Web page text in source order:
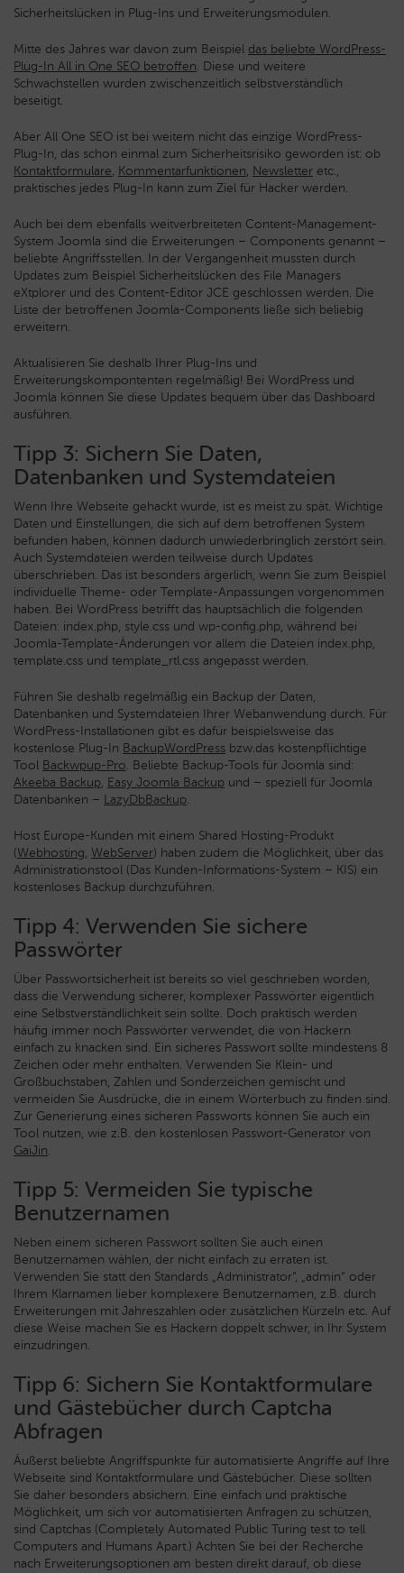
Sicherheitslücken in Plug-Ins und Erweiterungsmodulen.
Mitte des Jahres war davon zum Beispiel das beliebte WordPress-
Plug-In All in One SEO betroffen. Diese und weitere
Schwachstellen wurden zwischenzeitlich selbstverständlich
beseitigt.
Aber All One SEO ist bei weitem nicht das einzige WordPress-
Plug-In, das schon einmal zum Sicherheitsrisiko geworden ist: ob
Kontaktformulare, Kommentarfunktionen, Newsletter etc.,
praktisches jedes Plug-In kann zum Ziel für Hacker werden.
Auch bei dem ebenfalls weitverbreiteten Content-Management-
System Joomla sind die Erweiterungen – Components genannt –
beliebte Angriffsstellen. In der Vergangenheit mussten durch
Updates zum Beispiel Sicherheitslücken des File Managers
eXtplorer und des Content-Editor JCE geschlossen werden. Die
Liste der betroffenen Joomla-Components ließe sich beliebig
erweitern.
Aktualisieren Sie deshalb Ihrer Plug-Ins und
Erweiterungskompontenten regelmäßig! Bei WordPress und
Joomla können Sie diese Updates bequem über das Dashboard
ausführen.
Tipp 3: Sichern Sie Daten,
Datenbanken und Systemdateien
Wenn Ihre Webseite gehackt wurde, ist es meist zu spät. Wichtige
Daten und Einstellungen, die sich auf dem betroffenen System
befunden haben, können dadurch unwiederbringlich zerstört sein.
Auch Systemdateien werden teilweise durch Updates
überschrieben. Das ist besonders ärgerlich, wenn Sie zum Beispiel
individuelle Theme- oder Template-Anpassungen vorgenommen
haben. Bei WordPress betrifft das hauptsächlich die folgenden
Dateien: index.php, style.css und wp-config.php, während bei
Joomla-Template-Änderungen vor allem die Dateien index.php,
template.css und template_rtl.css angepasst werden.
Führen Sie deshalb regelmäßig ein Backup der Daten,
Datenbanken und Systemdateien Ihrer Webanwendung durch. Für
WordPress-Installationen gibt es dafür beispielsweise das
kostenlose Plug-In BackupWordPress bzw.das kostenpflichtige
Tool Backwpup-Pro. Beliebte Backup-Tools für Joomla sind:
Akeeba Backup, Easy Joomla Backup und – speziell für Joomla
Datenbanken – LazyDbBackup.
Host Europe-Kunden mit einem Shared Hosting-Produkt
(Webhosting, WebServer) haben zudem die Möglichkeit, über das
Administrationstool (Das Kunden-Informations-System – KIS) ein
kostenloses Backup durchzuführen.
Tipp 4: Verwenden Sie sichere
Passwörter
Über Passwortsicherheit ist bereits so viel geschrieben worden,
dass die Verwendung sicherer, komplexer Passwörter eigentlich
eine Selbstverständlichkeit sein sollte. Doch praktisch werden
häufig immer noch Passwörter verwendet, die von Hackern
einfach zu knacken sind. Ein sicheres Passwort sollte mindestens 8
Zeichen oder mehr enthalten. Verwenden Sie Klein- und
Großbuchstaben, Zahlen und Sonderzeichen gemischt und
vermeiden Sie Ausdrücke, die in einem Wörterbuch zu finden sind.
Zur Generierung eines sicheren Passworts können Sie auch ein
Tool nutzen, wie z.B. den kostenlosen Passwort-Generator von
GaiJin.
Tipp 5: Vermeiden Sie typische
Benutzernamen
Neben einem sicheren Passwort sollten Sie auch einen
Benutzernamen wählen, der nicht einfach zu erraten ist.
Verwenden Sie statt den Standards „Administrator“, „admin“ oder
Ihrem Klarnamen lieber komplexere Benutzernamen, z.B. durch
Erweiterungen mit Jahreszahlen oder zusätzlichen Kürzeln etc. Auf
diese Weise machen Sie es Hackern doppelt schwer, in Ihr System
einzudringen.
Tipp 6: Sichern Sie Kontaktformulare
und Gästebücher durch Captcha
Abfragen
Äußerst beliebte Angriffspunkte für automatisierte Angriffe auf Ihre
Webseite sind Kontaktformulare und Gästebücher. Diese sollten
Sie daher besonders absichern. Eine einfach und praktische
Möglichkeit, um sich vor automatisierten Anfragen zu schützen,
sind Captchas (Completely Automated Public Turing test to tell
Computers and Humans Apart.) Achten Sie bei der Recherche
nach Erweiterungsoptionen am besten direkt darauf, ob diese